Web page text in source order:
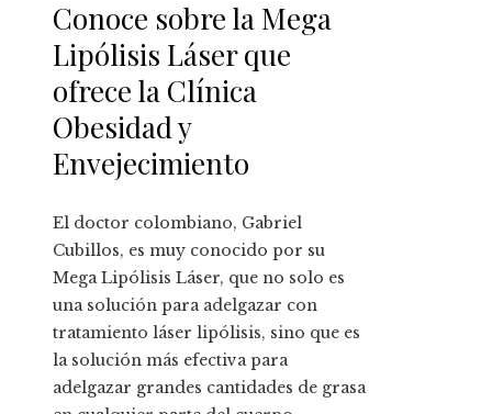
Conoce sobre la Mega
Lipólisis Láser que
ofrece la Clínica
Obesidad y
Envejecimiento
El doctor colombiano, Gabriel
Cubillos, es muy conocido por su
Mega Lipólisis Láser, que no solo es
una solución para adelgazar con
tratamiento láser lipólisis, sino que es
la solución más efectiva para
adelgazar grandes cantidades de grasa